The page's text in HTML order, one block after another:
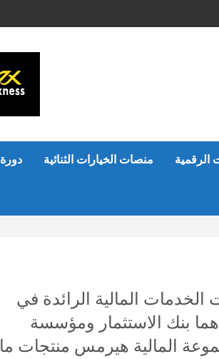
الرقمية منصات الخيارات الثنائية
المالية الرائدة في
بنك الاستثمار ومؤسسة
المالية هيرمس منتجات